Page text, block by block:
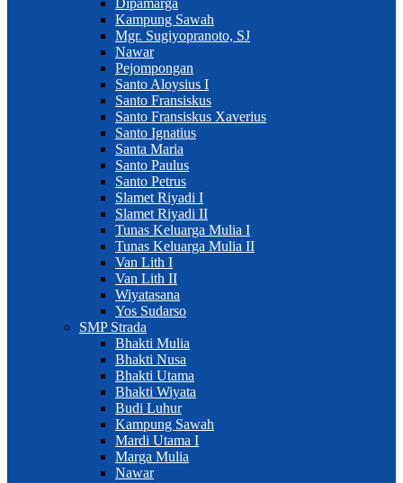
Dipamarga
Kampung Sawah
Mgr. Sugiyopranoto, SJ
Nawar
Pejompongan
Santo Aloysius I
Santo Fransiskus
Santo Fransiskus Xaverius
Santo Ignatius
Santa Maria
Santo Paulus
Santo Petrus
Slamet Riyadi I
Slamet Riyadi II
Tunas Keluarga Mulia I
Tunas Keluarga Mulia II
Van Lith I
Van Lith II
Wiyatasana
Yos Sudarso
SMP Strada
Bhakti Mulia
Bhakti Nusa
Bhakti Utama
Bhakti Wiyata
Budi Luhur
Kampung Sawah
Mardi Utama I
Marga Mulia
Nawar